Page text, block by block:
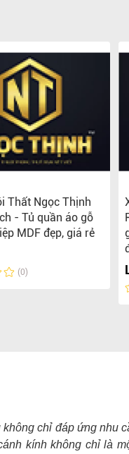
Thất Ngọc Thịnh
- Tủ quần áo gỗ
MDF đẹp, giá rẻ
(0)
chỉ đáp ứng nhu
kính không chỉ là